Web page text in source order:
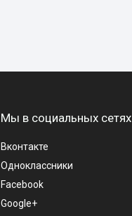
Мы в социальных сетях
Вконтакте
Одноклассники
Facebook
Google+